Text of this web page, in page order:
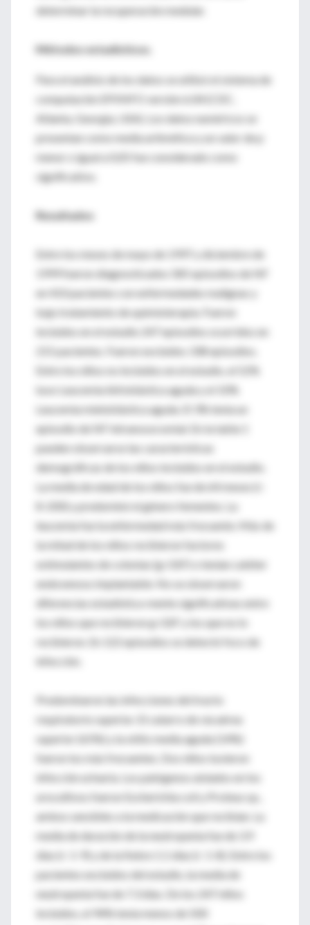
determinar la recuperación medular.
Métodos estadísticos.
Para el análisis de los datos se utilizó el sistema de
computación EPIINFO versión 6.04 (CDC,
Atlanta, Georgia, USA). Los datos numéricos se
presentan como media aritmética y un valor de p
menor o igual a 0,05 fue considerado como
significativo.
Resultados
Entre los meses de mayo de 1997 y diciembre de
1999 fueron diagnosticados 585 episodios de NF
en 410 pacientes con enfermedades malignas y
bajo tratamiento de quimioterapia. Fueron
incluidos en el estudio 247 episodios ocurridos en
215 pacientes. Fueron excluidos 338 episodios.
Entre los niños no incluidos en el estudio, el 52%
tuvo Leucemia linfoblástica aguda y el 10%
Leucemia mieloblástica aguda. El 3% tenía un
episodio de NF intranosocomial. En la tabla 1
pueden observarse las características
demográficas de los niños incluidos en el estudio.
La media de edad de los niños fue de 64 meses (r:
8-200) y predominó el género femenino. La
leucemia fue la enfermedad más frecuente. Más de
la mitad de los niños recibieron factores
estimulantes de colonias (g-GSF) o tenían catéter
endovenoso implantable. No se observaron
diferencias estadística-mente significativas entre
los niños que recibieron g-GSF y los que no lo
recibieron. En 122 episodios se detectó foco de
infección.
Predominaron las infecciones del tracto
respiratorio superior. El catarro de vía aérea
superior (65%) y la otitis media aguda (14%)
fueron los más frecuentes. Dos niños tuvieron
infección urinaria. Los patógenos aislados en los
urocultivos fueron Escherichia coli y Proteus sp.,
ambos sensibles a la medicación que recibían. La
media de duración de la neutropenia fue de 3.9
días (r: 1-9) y de la fiebre 1.1 días (r: 1-8). Entre los
pacientes excluidos del estudio, la media de
neutropenia fue de 7.3 días. De los 247 niños
incluidos, el 94% tenía menos de 500